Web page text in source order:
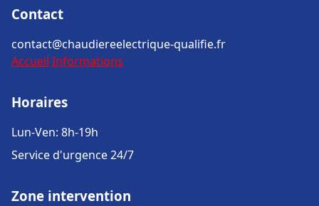
Contact
contact@chaudiereelectrique-qualifie.fr
Accueil Informations
Horaires
Lun-Ven: 8h-19h
Service d'urgence 24/7
Zone intervention